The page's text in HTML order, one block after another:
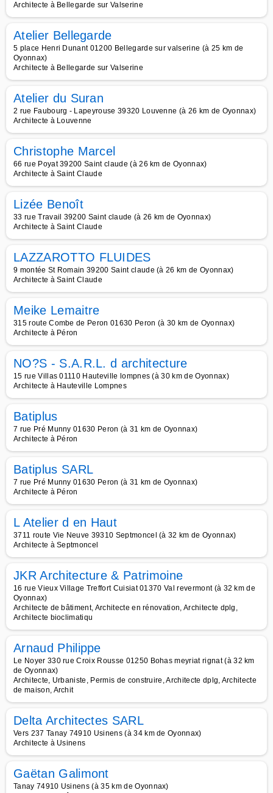
Architecte à Bellegarde sur Valserine
Atelier Bellegarde
5 place Henri Dunant 01200 Bellegarde sur valserine (à 25 km de
Oyonnax)
Architecte à Bellegarde sur Valserine
Atelier du Suran
2 rue Faubourg - Lapeyrouse 39320 Louvenne (à 26 km de Oyonnax)
Architecte à Louvenne
Christophe Marcel
66 rue Poyat 39200 Saint claude (à 26 km de Oyonnax)
Architecte à Saint Claude
Lizée Benoît
33 rue Travail 39200 Saint claude (à 26 km de Oyonnax)
Architecte à Saint Claude
LAZZAROTTO FLUIDES
9 montée St Romain 39200 Saint claude (à 26 km de Oyonnax)
Architecte à Saint Claude
Meike Lemaitre
315 route Combe de Peron 01630 Peron (à 30 km de Oyonnax)
Architecte à Péron
NO?S - S.A.R.L. d architecture
15 rue Villas 01110 Hauteville lompnes (à 30 km de Oyonnax)
Architecte à Hauteville Lompnes
Batiplus
7 rue Pré Munny 01630 Peron (à 31 km de Oyonnax)
Architecte à Péron
Batiplus SARL
7 rue Pré Munny 01630 Peron (à 31 km de Oyonnax)
Architecte à Péron
L Atelier d en Haut
3711 route Vie Neuve 39310 Septmoncel (à 32 km de Oyonnax)
Architecte à Septmoncel
JKR Architecture & Patrimoine
16 rue Vieux Village Treffort Cuisiat 01370 Val revermont (à 32 km de
Oyonnax)
Architecte de bâtiment, Architecte en rénovation, Architecte dplg,
Architecte bioclimatiqu
Arnaud Philippe
Le Noyer 330 rue Croix Rousse 01250 Bohas meyriat rignat (à 32 km
de Oyonnax)
Architecte, Urbaniste, Permis de construire, Architecte dplg, Architecte
de maison, Archit
Delta Architectes SARL
Vers 237 Tanay 74910 Usinens (à 34 km de Oyonnax)
Architecte à Usinens
Gaëtan Galimont
Tanay 74910 Usinens (à 35 km de Oyonnax)